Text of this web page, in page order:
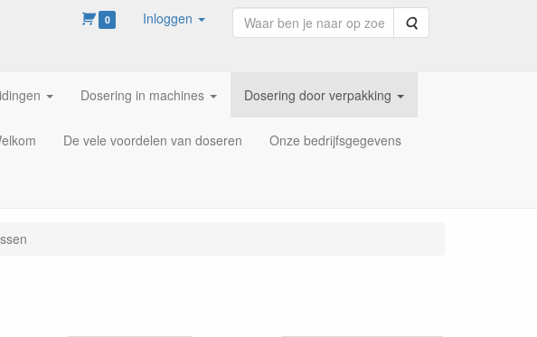
0 Inloggen Zoeken
Dosering in machines Dosering door verpakking
De vele voordelen van doseren Onze bedrijfsgegevens